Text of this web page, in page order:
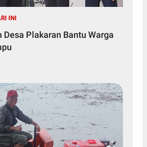
INI
Desa Plakaran Bantu Warga